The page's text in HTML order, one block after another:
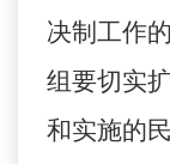
决制工作
组要切实
和实施的